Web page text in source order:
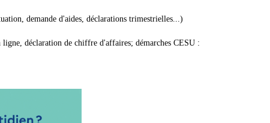
demande d'aides, déclarations trimestrielles...)
ligne, déclaration de chiffre d'affaires; démarches CESU :